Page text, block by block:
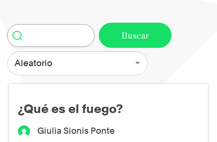
Aleatorio
¿Qué es el fuego?
Giulia Sionis Ponte